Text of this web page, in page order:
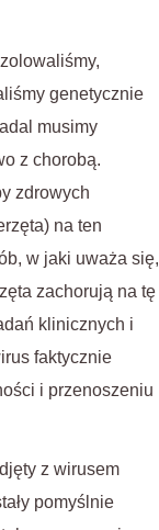
genetycznie
musimy
z chorobą.
zdrowych
na ten
w jaki uważa się,
zachorują na tę
klinicznych i
faktycznie
i przenoszeniu
z wirusem
pomyślnie